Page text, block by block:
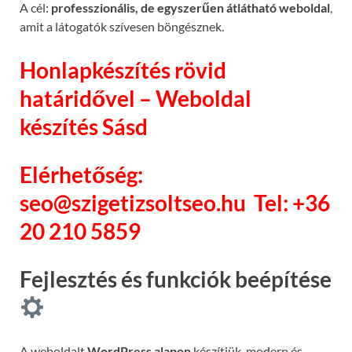
A cél: professzionális, de egyszerűen átlátható weboldal,
amit a látogatók szívesen böngésznek.
Honlapkészítés rövid
határidővel – Weboldal
készítés Sásd
Elérhetőség:
seo@szigetizsoltseo.hu Tel: +36
20 210 5859
Fejlesztés és funkciók beépítése